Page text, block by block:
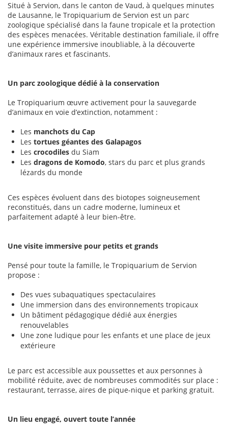
Situé à Servion, dans le canton de Vaud, à quelques minutes
de Lausanne, le Tropiquarium de Servion est un parc
zoologique spécialisé dans la faune tropicale et la protection
des espèces menacées. Véritable destination familiale, il offre
une expérience immersive inoubliable, à la découverte
d’animaux rares et fascinants.
Un parc zoologique dédié à la conservation
Le Tropiquarium œuvre activement pour la sauvegarde
d’animaux en voie d’extinction, notamment :
Les manchots du Cap
Les tortues géantes des Galapagos
Les crocodiles du Siam
Les dragons de Komodo, stars du parc et plus grands
lézards du monde
Ces espèces évoluent dans des biotopes soigneusement
reconstitués, dans un cadre moderne, lumineux et
parfaitement adapté à leur bien-être.
Une visite immersive pour petits et grands
Pensé pour toute la famille, le Tropiquarium de Servion
propose :
Des vues subaquatiques spectaculaires
Une immersion dans des environnements tropicaux
Un bâtiment pédagogique dédié aux énergies
renouvelables
Une zone ludique pour les enfants et une place de jeux
extérieure
Le parc est accessible aux poussettes et aux personnes à
mobilité réduite, avec de nombreuses commodités sur place :
restaurant, terrasse, aires de pique-nique et parking gratuit.
Un lieu engagé, ouvert toute l’année